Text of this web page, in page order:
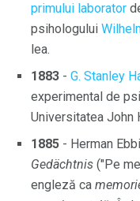
primului laborator
psihologului
lea.
1883 - G. Stanley
experimental de
Universitatea John
1885 - Herman
Gedächtnis ("Pe
engleză ca